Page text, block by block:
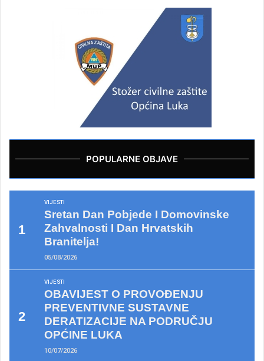
POPULARNE OBJAVE
VIJESTI
Sretan Dan Pobjede I Domovinske
Zahvalnosti I Dan Hrvatskih
Branitelja!
05/08/2026
VIJESTI
OBAVIJEST O PROVOĐENJU
PREVENTIVNE SUSTAVNE
DERATIZACIJE NA PODRUČJU
OPĆINE LUKA
10/07/2026